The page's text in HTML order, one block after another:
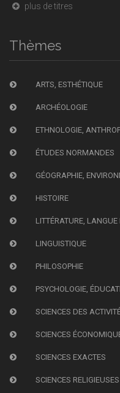
plus de titres
Thèmes
ARTS, ESTHÉTIQUE
ARCHÉOLOGIE
ETHNOLOGIE,
ÉTUDES NORMANDES
GÉOGRAPHIE,
HISTOIRE
LITTÉRATURE, LANGUE
LINGUISTIQUE
PHILOSOPHIE
PSYCHOLOGIE,
SCIENCES DES
SCIENCES
SCIENCES EXACTES
SCIENCES RELIGIEUSES